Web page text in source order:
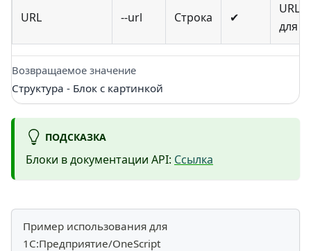
URL --url Строка ✔
URL
для
Возвращаемое значение
Структура - Блок с картинкой
ПОДСКАЗКА
Блоки в документации API: Ссылка
Пример использования для
1С:Предприятие/OneScript